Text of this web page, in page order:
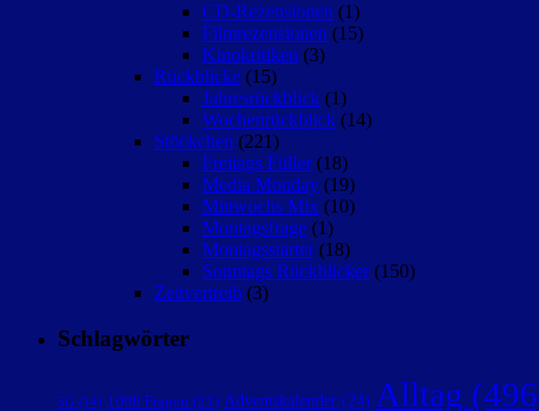
CD-Rezensionen (1)
Filmrezensionen (15)
Kinokritiken (3)
Rückblicke (15)
Jahresrückblick (1)
Wochenrückblick (14)
Stöckchen (221)
Freitags Füller (18)
Media Monday (19)
Mittwochs Mix (10)
Montagsfrage (1)
Montagsstarter (18)
Sonntags Rückblicker (150)
Zeitvertreib (3)
Schlagwörter
5G (14) 1000 Fragen (21) Adventskalender (24) Alltag